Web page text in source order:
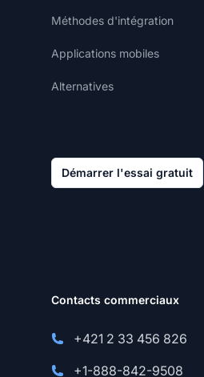
Méthodes d'intégration
Applications mobiles
Alternatives
Démarrer l'essai gratuit
Contacts commerciaux
+421 2 33 456 826
+1-888-842-9508